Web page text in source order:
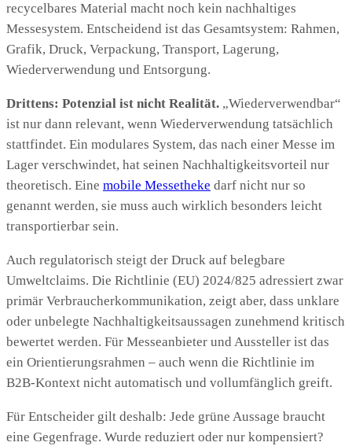
recycelbares Material macht noch kein nachhaltiges
Messesystem. Entscheidend ist das Gesamtsystem: Rahmen,
Grafik, Druck, Verpackung, Transport, Lagerung,
Wiederverwendung und Entsorgung.
Drittens: Potenzial ist nicht Realität. „Wiederverwendbar“
ist nur dann relevant, wenn Wiederverwendung tatsächlich
stattfindet. Ein modulares System, das nach einer Messe im
Lager verschwindet, hat seinen Nachhaltigkeitsvorteil nur
theoretisch. Eine mobile Messetheke darf nicht nur so
genannt werden, sie muss auch wirklich besonders leicht
transportierbar sein.
Auch regulatorisch steigt der Druck auf belegbare
Umweltclaims. Die Richtlinie (EU) 2024/825 adressiert zwar
primär Verbraucherkommunikation, zeigt aber, dass unklare
oder unbelegte Nachhaltigkeitsaussagen zunehmend kritisch
bewertet werden. Für Messeanbieter und Aussteller ist das
ein Orientierungsrahmen – auch wenn die Richtlinie im
B2B-Kontext nicht automatisch und vollumfänglich greift.
Für Entscheider gilt deshalb: Jede grüne Aussage braucht
eine Gegenfrage. Wurde reduziert oder nur kompensiert?